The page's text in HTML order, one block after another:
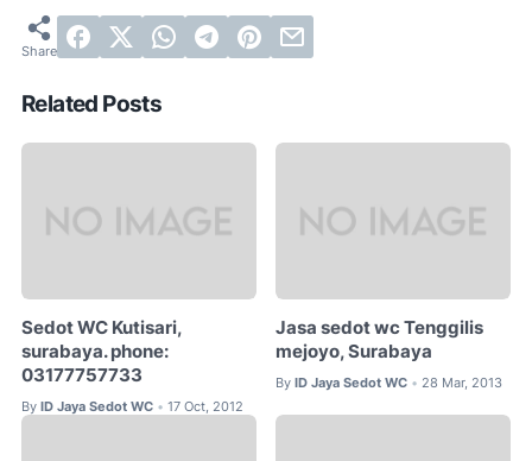
Related Posts
Sedot WC Kutisari,
surabaya. phone:
03177757733
By ID Jaya Sedot WC • 17 Oct, 2012
Jasa sedot wc Tenggilis
mejoyo, Surabaya
By ID Jaya Sedot WC • 28 Mar, 2013